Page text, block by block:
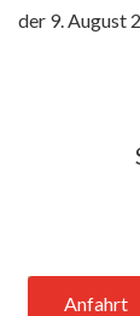
der 9. August
Anfahrt